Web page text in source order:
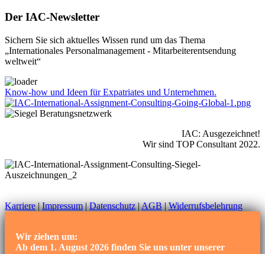
Der IAC-Newsletter
Sichern Sie sich aktuelles Wissen rund um das Thema
„Internationales Personalmanagement - Mitarbeiterentsendung
weltweit“
Know-how und Ideen für Expatriates und Unternehmen.
IAC: Ausgezeichnet!
Wir sind TOP Consultant 2022.
Karriere|Impressum|Datenschutz|AGB|Widerrufsbelehrung
Wir ziehen um:
Ab dem 1. August 2026 finden Sie uns unter unserer